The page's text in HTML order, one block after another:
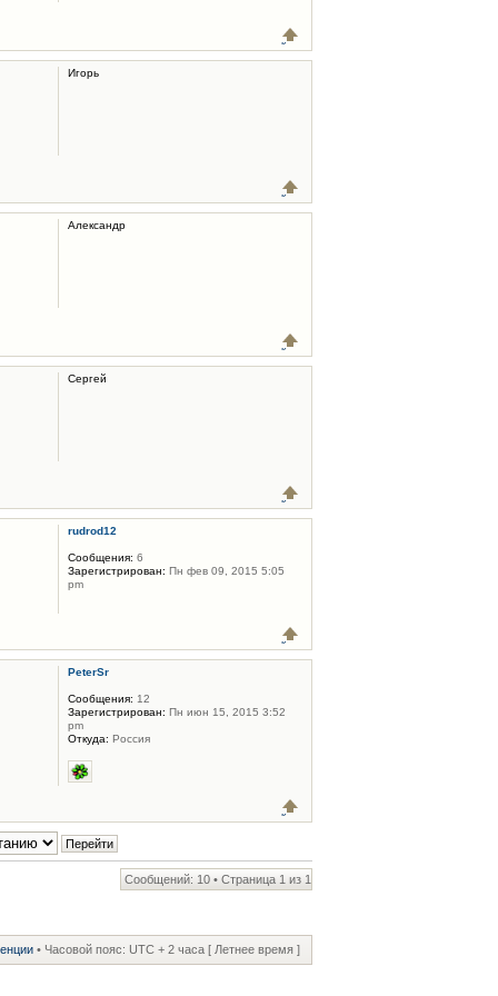
Игорь
Александр
Сергей
rudrod12
Сообщения: 6
Зарегистрирован: Пн фев 09, 2015 5:05
pm
PeterSr
Сообщения: 12
Зарегистрирован: Пн июн 15, 2015 3:52
pm
Откуда: Россия
Сообщений: 10 • Страница 1 из 1
• Часовой пояс: UTC + 2 часа [ Летнее время ]